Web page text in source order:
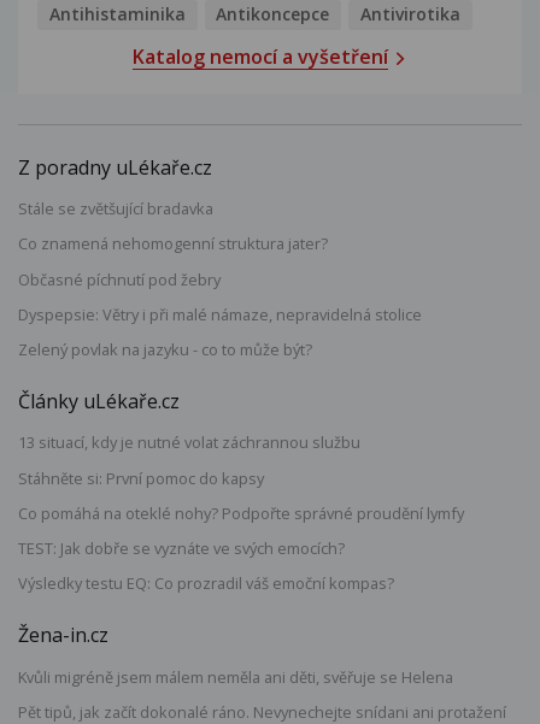
Antihistaminika
Antikoncepce Antivirotika
Katalog nemocí a vyšetření
Z poradny uLékaře.cz
Stále se zvětšující bradavka
Co znamená nehomogenní struktura jater?
Občasné píchnutí pod žebry
Dyspepsie: Větry i při malé námaze, nepravidelná stolice
Zelený povlak na jazyku - co to může být?
Články uLékaře.cz
13 situací, kdy je nutné volat záchrannou službu
Stáhněte si: První pomoc do kapsy
Co pomáhá na oteklé nohy? Podpořte správné proudění lymfy
TEST: Jak dobře se vyznáte ve svých emocích?
Výsledky testu EQ: Co prozradil váš emoční kompas?
Žena-in.cz
Kvůli migréně jsem málem neměla ani děti, svěřuje se Helena
Pět tipů, jak začít dokonalé ráno. Nevynechejte snídani ani protažení